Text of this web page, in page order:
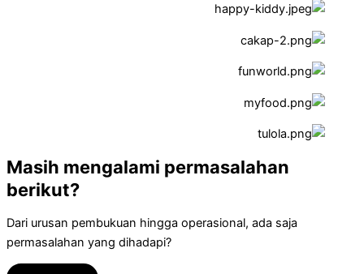
Masih mengalami permasalahan
berikut?
Dari urusan pembukuan hingga operasional, ada saja
permasalahan yang dihadapi?